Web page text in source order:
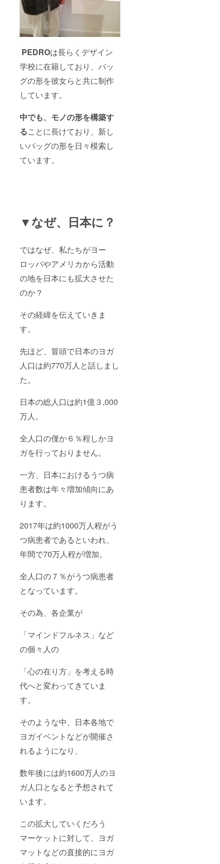
PEDROは長らくデザイン
学校に在籍しており、バッ
グの形を彼女らと共に制作
しています。
中でも、 モノの形を構築す
ることに長けており、新し
いバッグの形を日々模索し
ています。
▼なぜ、日本に？
ではなぜ、私たちがヨー
ロッパやアメリカから活動
の地を日本にも拡大させた
のか？
その経緯を伝えていきま
す。
先ほど、冒頭で日本のヨガ
人口は約770万人と話しまし
た。
日本の総人口は約1億３,000
万人。
全人口の僅か６％程しかヨ
ガを行っておりません。
一方、日本におけるうつ病
患者数は年々増加傾向にあ
ります。
2017年は約1000万人程がう
つ病患者であるといわれ、
年間で70万人程が増加。
全人口の７％がうつ病患者
となっています。
その為、各企業が
「マインドフルネス」など
の個々人の
「心の在り方」を考える時
代へと変わってきていま
す。
そのような中、日本各地で
ヨガイベントなどが開催さ
れるようになり、
数年後には約1600万人のヨ
ガ人口となると予想されて
います。
この拡大していくだろう
マーケットに対して、ヨガ
マットなどの直接的にヨガ